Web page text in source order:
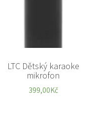
LTC Dětský karaoke
mikrofon
399,00Kč